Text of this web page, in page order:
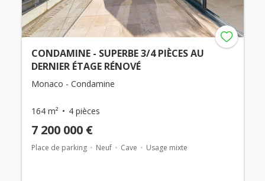
CONDAMINE - SUPERBE 3/4 PIÈCES AU
DERNIER ÉTAGE RÉNOVÉ
Monaco - Condamine
164 m² 4 pièces
7 200 000 €
Place de parking Neuf Cave Usage mixte